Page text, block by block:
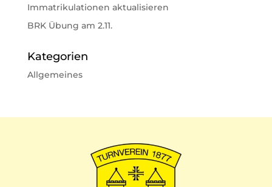
Immatrikulationen aktualisieren
BRK Übung am 2.11.
Kategorien
Allgemeines